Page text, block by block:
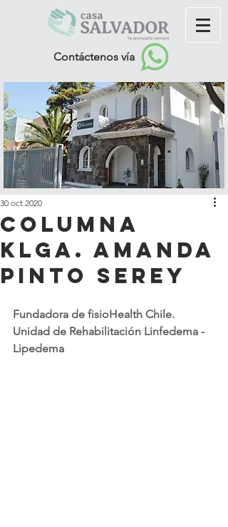
Contáctenos vía
Columna
KLGA. Amanda
Pinto Serey
30 oct 2020
Fundadora de fisioHealth Chile.
Unidad de Rehabilitación Linfedema -
Lipedema